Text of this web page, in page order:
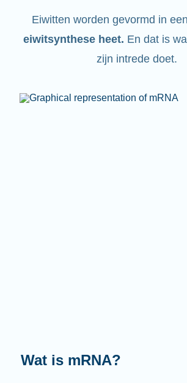
Eiwitten worden gevormd in
eiwitsynthese heet. En dat is
zijn intrede doet.
Wat doet het?